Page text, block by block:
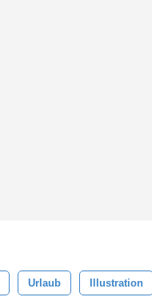
Urlaub Illustration